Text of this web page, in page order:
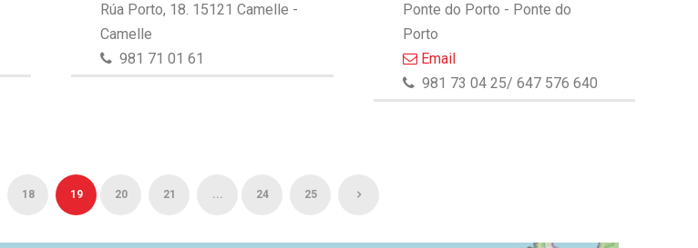
Rúa Porto, 18. 15121 Camelle -
Camelle
981 71 01 61
Ponte do Porto - Ponte do
Porto
Email
981 73 04 25/ 647 576 640
18 19 20 21 ... 24 25